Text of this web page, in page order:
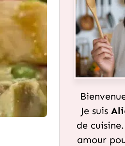
Je suis
de
amour